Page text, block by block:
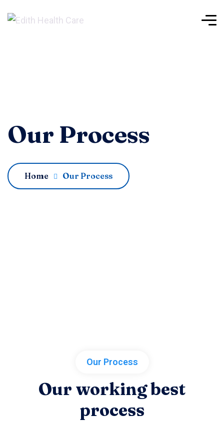
Our Process
Home Our Process
Our Process
Our working best
process